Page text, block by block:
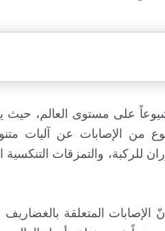
على مستوى العالم، حيث
من الإصابات عن آليات
للركبة، والتمزقات التنكسية
الإصابات المتعلقة